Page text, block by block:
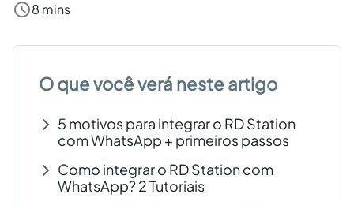
8 mins
O que você verá neste artigo
5 motivos para integrar o RD Station
com WhatsApp + primeiros passos
Como integrar o RD Station com
WhatsApp? 2 Tutoriais